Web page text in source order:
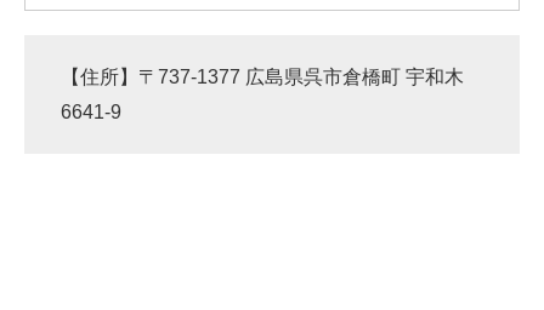
【住所】〒737-1377 広島県呉市倉橋町 宇和木
6641-9